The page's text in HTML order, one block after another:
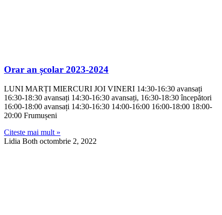
Orar an școlar 2023-2024
LUNI MARȚI MIERCURI JOI VINERI 14:30-16:30 avansați
16:30-18:30 avansați 14:30-16:30 avansați, 16:30-18:30 începători
16:00-18:00 avansați 14:30-16:30 14:00-16:00 16:00-18:00 18:00-
20:00 Frumușeni
Citeste mai mult »
Lidia Both octombrie 2, 2022